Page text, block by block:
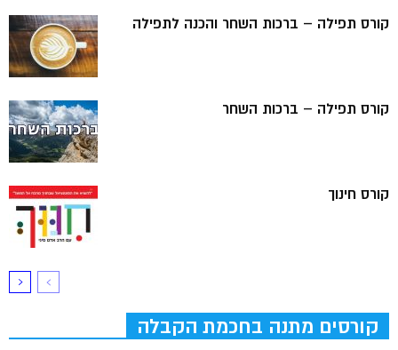
קורס תפילה – ברכות השחר והכנה לתפילה
קורס תפילה – ברכות השחר
קורס חינוך
קורסים מתנה בחכמת הקבלה